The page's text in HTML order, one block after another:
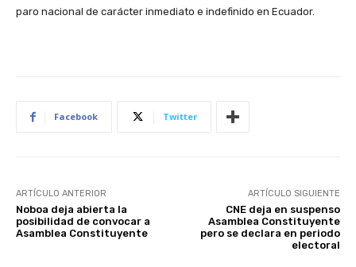
paro nacional de carácter inmediato e indefinido en Ecuador.
Facebook Twitter
ARTÍCULO ANTERIOR
Noboa deja abierta la
posibilidad de convocar a
Asamblea Constituyente
ARTÍCULO SIGUIENTE
CNE deja en suspenso
Asamblea Constituyente
pero se declara en periodo
electoral